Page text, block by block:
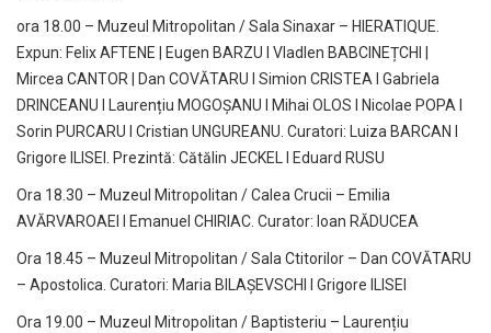
ora 18.00 – Muzeul Mitropolitan / Sala Sinaxar – HIERATIQUE.
Expun: Felix AFTENE | Eugen BARZU I Vladlen BABCINEȚCHI |
Mircea CANTOR | Dan COVĂTARU I Simion CRISTEA I Gabriela
DRINCEANU I Laurențiu MOGOȘANU I Mihai OLOS I Nicolae POPA I
Sorin PURCARU I Cristian UNGUREANU. Curatori: Luiza BARCAN I
Grigore ILISEI. Prezintă: Cătălin JECKEL I Eduard RUSU
Ora 18.30 – Muzeul Mitropolitan / Calea Crucii – Emilia
AVĂRVAROAEI I Emanuel CHIRIAC. Curator: Ioan RĂDUCEA
Ora 18.45 – Muzeul Mitropolitan / Sala Ctitorilor – Dan COVĂTARU
– Apostolica. Curatori: Maria BILAȘEVSCHI I Grigore ILISEI
Ora 19.00 – Muzeul Mitropolitan / Baptisteriu – Laurențiu